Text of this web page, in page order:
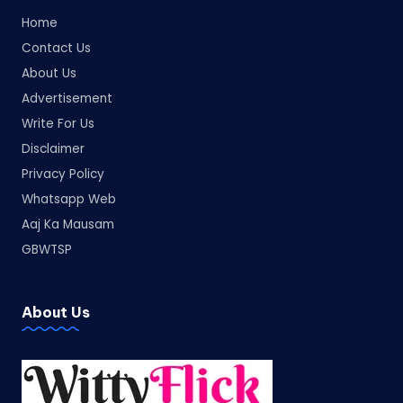
Home
Contact Us
About Us
Advertisement
Write For Us
Disclaimer
Privacy Policy
Whatsapp Web
Aaj Ka Mausam
GBWTSP
About Us